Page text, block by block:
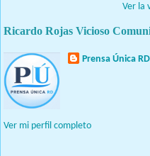
Ver la
Ricardo Rojas Vicioso
Prensa Única RD
Ver mi perfil completo